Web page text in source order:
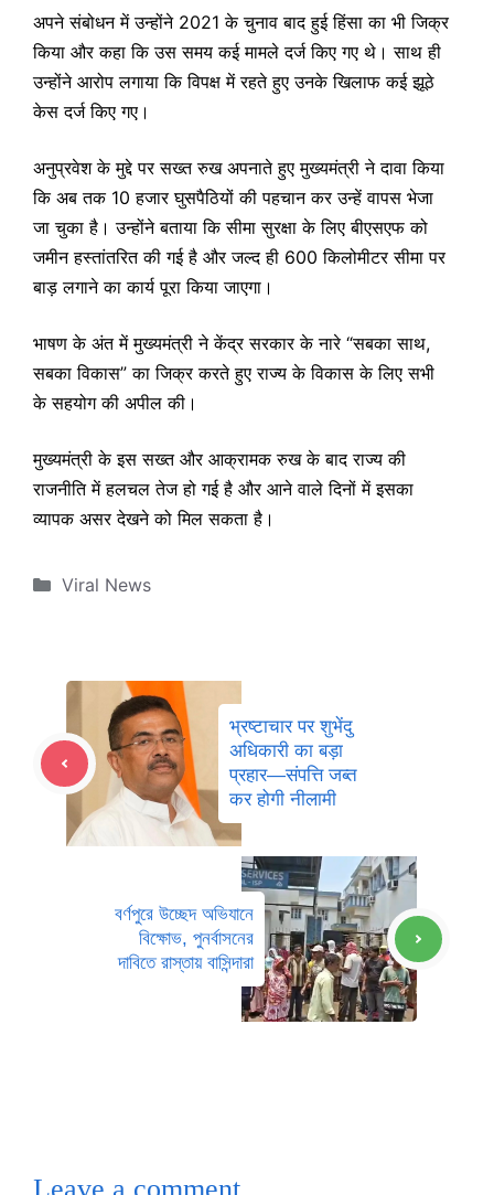
अपने संबोधन में उन्होंने 2021 के चुनाव बाद हुई हिंसा का भी जिक्र
किया और कहा कि उस समय कई मामले दर्ज किए गए थे। साथ ही
उन्होंने आरोप लगाया कि विपक्ष में रहते हुए उनके खिलाफ कई झूठे
केस दर्ज किए गए।
अनुप्रवेश के मुद्दे पर सख्त रुख अपनाते हुए मुख्यमंत्री ने दावा किया
कि अब तक 10 हजार घुसपैठियों की पहचान कर उन्हें वापस भेजा
जा चुका है। उन्होंने बताया कि सीमा सुरक्षा के लिए बीएसएफ को
जमीन हस्तांतरित की गई है और जल्द ही 600 किलोमीटर सीमा पर
बाड़ लगाने का कार्य पूरा किया जाएगा।
भाषण के अंत में मुख्यमंत्री ने केंद्र सरकार के नारे “सबका साथ,
सबका विकास” का जिक्र करते हुए राज्य के विकास के लिए सभी
के सहयोग की अपील की।
मुख्यमंत्री के इस सख्त और आक्रामक रुख के बाद राज्य की
राजनीति में हलचल तेज हो गई है और आने वाले दिनों में इसका
व्यापक असर देखने को मिल सकता है।
Categories
Viral News
भ्रष्टाचार पर शुभेंदु
अधिकारी का बड़ा
प्रहार—संपत्ति जब्त
कर होगी नीलामी
বর্ণপুরে উচ্ছেদ অভিযানে
বিক্ষোভ, পুনর্বাসনের
দাবিতে রাস্তায় বাসিন্দারা